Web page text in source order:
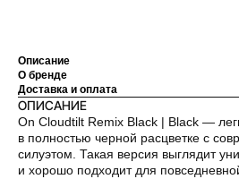
Описание
О бренде
Доставка и оплата
ОПИСАНИЕ
On Cloudtilt Remix Black | Black —
в полностью черной расцветке с
силуэтом. Такая версия выглядит
и хорошо подходит для